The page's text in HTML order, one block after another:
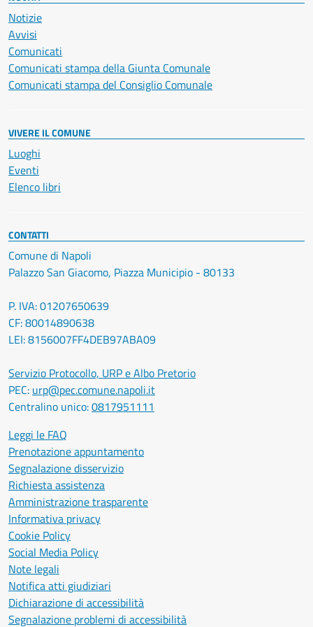
Notizie
Avvisi
Comunicati
Comunicati stampa della Giunta Comunale
Comunicati stampa del Consiglio Comunale
VIVERE IL COMUNE
Luoghi
Eventi
Elenco libri
CONTATTI
Comune di Napoli
Palazzo San Giacomo, Piazza Municipio - 80133
P. IVA: 01207650639
CF: 80014890638
LEI: 8156007FF4DEB97ABA09
Servizio Protocollo, URP e Albo Pretorio
PEC: urp@pec.comune.napoli.it
Centralino unico:0817951111
Leggi le FAQ
Prenotazione appuntamento
Segnalazione disservizio
Richiesta assistenza
Amministrazione trasparente
Informativa privacy
Cookie Policy
Social Media Policy
Note legali
Notifica atti giudiziari
Dichiarazione di accessibilità
Segnalazione problemi di accessibilità